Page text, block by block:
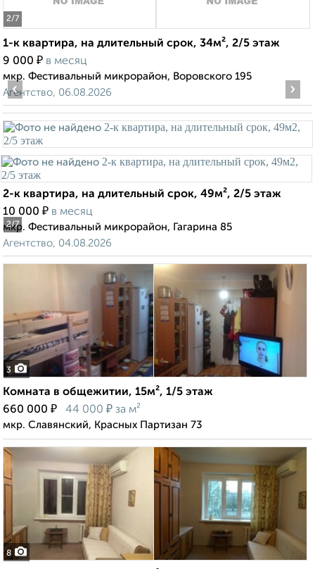
2/7
1-к квартира, на длительный срок, 34м², 2/5 этаж
9 000 ₽ в месяц
мкр. Фестивальный микрорайон, Воровского 195
Агентство, 06.08.2026
2/7
‹ ›
2-к квартира, на длительный срок, 49м², 2/5 этаж
10 000 ₽ в месяц
мкр. Фестивальный микрорайон, Гагарина 85
Агентство, 04.08.2026
3
Комната в общежитии, 15м², 1/5 этаж
660 000 ₽ 44 000 ₽ за м²
мкр. Славянский, Красных Партизан 73
8